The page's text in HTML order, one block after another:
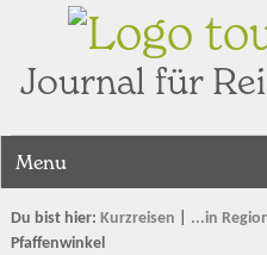
Journal für
Menu
Du bist hier: Kurzreisen ...in
Pfaffenwinkel